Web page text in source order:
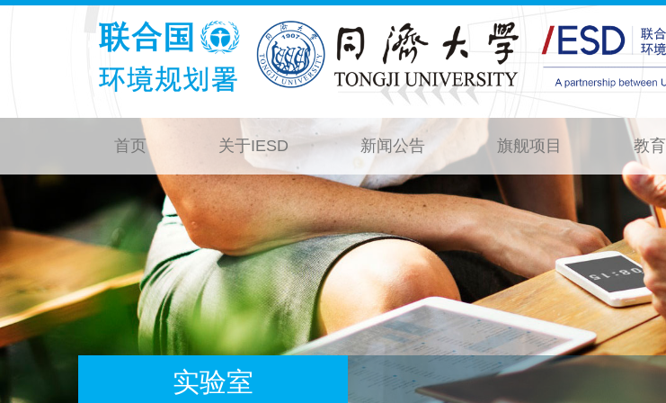
首页 关于IESD 新闻公告 旗舰项目 教育
实验室